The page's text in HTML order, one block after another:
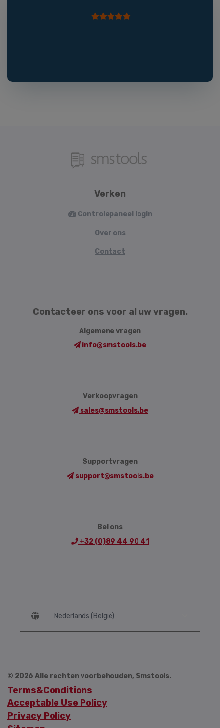
Verken
Controlepaneel login
Over ons
Contact
Contacteer ons voor al uw vragen.
Algemene vragen
info@smstools.be
Verkoopvragen
sales@smstools.be
Supportvragen
support@smstools.be
Bel ons
+32 (0)89 44 90 41
© 2026 Alle rechten voorbehouden, Smstools.
Terms&Conditions
Acceptable Use Policy
Privacy Policy